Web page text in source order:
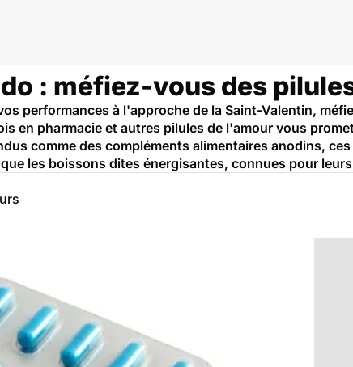
: méfiez-vous des
performances à l'approche de la Saint-Valentin,
en pharmacie et autres pilules de l'amour vous
comme des compléments alimentaires anodins,
les boissons dites énergisantes, connues pour